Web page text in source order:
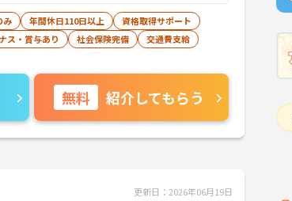
み 年間休日110日以上
資格取得サポート
ス・賞与あり 社会保険完備
交通費支給
無料 紹介してもらう
更新日：2026年06月19日